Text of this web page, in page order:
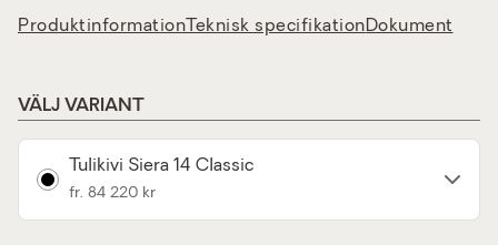
Produktinformation Teknisk specifikationDokument
VÄLJ VARIANT
Tulikivi Siera 14 Classic
fr. 84 220 kr